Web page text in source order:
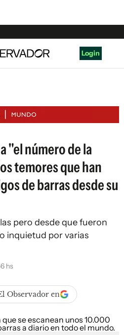
Login
"el número de la
temores que han
de barras desde su
pero desde que fueron
inquietud por varias
hs
Observador en